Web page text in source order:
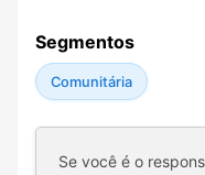
Segmentos
Comunitária
Se você é o